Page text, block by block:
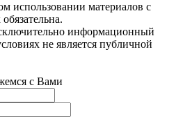
использовании материалов с
информационный
не является публичной
с Вами